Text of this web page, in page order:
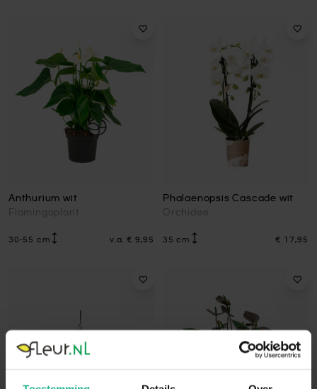
Anthurium wit
Flamingoplant
30-55 cm v.a. € 9,95
Phalaenopsis Cascade wit
Orchidee
35 cm € 17,95